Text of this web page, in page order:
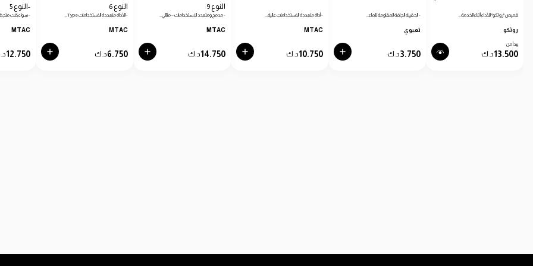
قميص "روثكو" للأداء أثناء الخدمة…
روثكو
يبدأ من
13.500د.ك
- الحقيبة الجافة المقاومة للماء…
تعبوي
3.750د.ك
- أداة متعددة الاستخدامات عالية…
MTAC
10.750د.ك
النوع 9
- مدمج ومتعدد الاستخدامات – مثالي…
MTAC
14.750د.ك
النوع 6
- الأداة متعددة الاستخدامات Type…
MTAC
6.750د.ك
-النوع 5
- سواء كنت متجهًا
MTAC
12.750